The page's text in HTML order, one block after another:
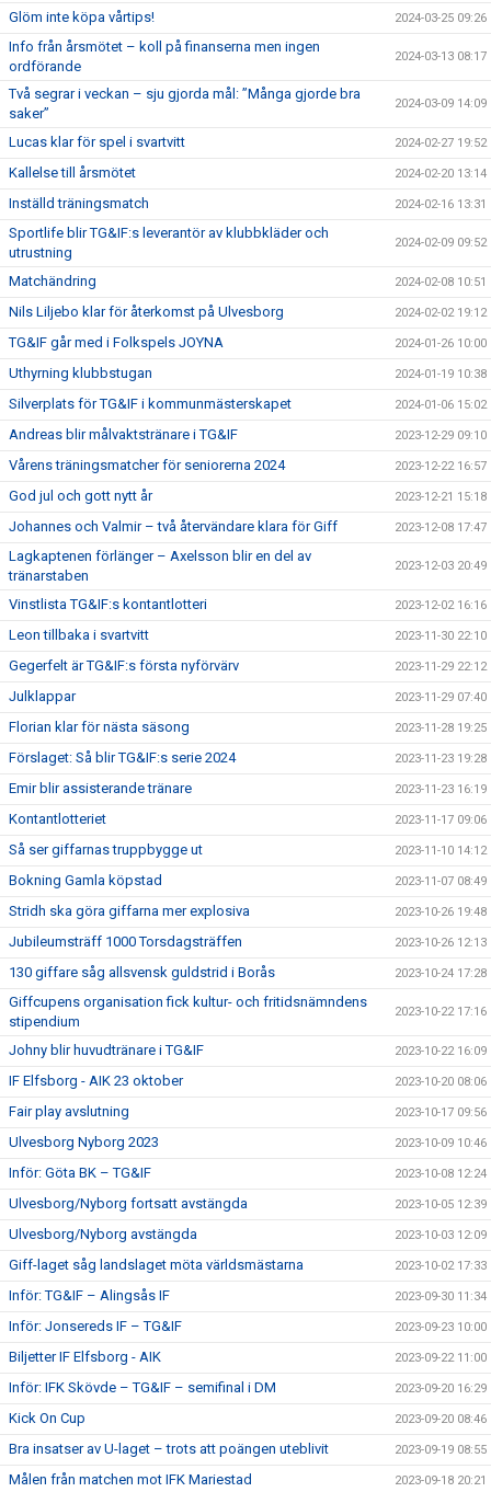
Glöm inte köpa vårtips! 2024-03-25 09:26
Info från årsmötet – koll på finanserna men ingen
ordförande
2024-03-13 08:17
Två segrar i veckan – sju gjorda mål: ”Många gjorde bra
saker”
2024-03-09 14:09
Lucas klar för spel i svartvitt 2024-02-27 19:52
Kallelse till årsmötet 2024-02-20 13:14
Inställd träningsmatch 2024-02-16 13:31
Sportlife blir TG&IF:s leverantör av klubbkläder och
utrustning
2024-02-09 09:52
Matchändring 2024-02-08 10:51
Nils Liljebo klar för återkomst på Ulvesborg 2024-02-02 19:12
TG&IF går med i Folkspels JOYNA 2024-01-26 10:00
Uthyrning klubbstugan 2024-01-19 10:38
Silverplats för TG&IF i kommunmästerskapet 2024-01-06 15:02
Andreas blir målvaktstränare i TG&IF 2023-12-29 09:10
Vårens träningsmatcher för seniorerna 2024 2023-12-22 16:57
God jul och gott nytt år 2023-12-21 15:18
Johannes och Valmir – två återvändare klara för Giff 2023-12-08 17:47
Lagkaptenen förlänger – Axelsson blir en del av
tränarstaben
2023-12-03 20:49
Vinstlista TG&IF:s kontantlotteri 2023-12-02 16:16
Leon tillbaka i svartvitt 2023-11-30 22:10
Gegerfelt är TG&IF:s första nyförvärv 2023-11-29 22:12
Julklappar 2023-11-29 07:40
Florian klar för nästa säsong 2023-11-28 19:25
Förslaget: Så blir TG&IF:s serie 2024 2023-11-23 19:28
Emir blir assisterande tränare 2023-11-23 16:19
Kontantlotteriet 2023-11-17 09:06
Så ser giffarnas truppbygge ut 2023-11-10 14:12
Bokning Gamla köpstad 2023-11-07 08:49
Stridh ska göra giffarna mer explosiva 2023-10-26 19:48
Jubileumsträff 1000 Torsdagsträffen 2023-10-26 12:13
130 giffare såg allsvensk guldstrid i Borås 2023-10-24 17:28
Giffcupens organisation fick kultur- och fritidsnämndens
stipendium
2023-10-22 17:16
Johny blir huvudtränare i TG&IF 2023-10-22 16:09
IF Elfsborg - AIK 23 oktober 2023-10-20 08:06
Fair play avslutning 2023-10-17 09:56
Ulvesborg Nyborg 2023 2023-10-09 10:46
Inför: Göta BK – TG&IF 2023-10-08 12:24
Ulvesborg/Nyborg fortsatt avstängda 2023-10-05 12:39
Ulvesborg/Nyborg avstängda 2023-10-03 12:09
Giff-laget såg landslaget möta världsmästarna 2023-10-02 17:33
Inför: TG&IF – Alingsås IF 2023-09-30 11:34
Inför: Jonsereds IF – TG&IF 2023-09-23 10:00
Biljetter IF Elfsborg - AIK 2023-09-22 11:00
Inför: IFK Skövde – TG&IF – semifinal i DM 2023-09-20 16:29
Kick On Cup 2023-09-20 08:46
Bra insatser av U-laget – trots att poängen uteblivit 2023-09-19 08:55
Målen från matchen mot IFK Mariestad 2023-09-18 20:21